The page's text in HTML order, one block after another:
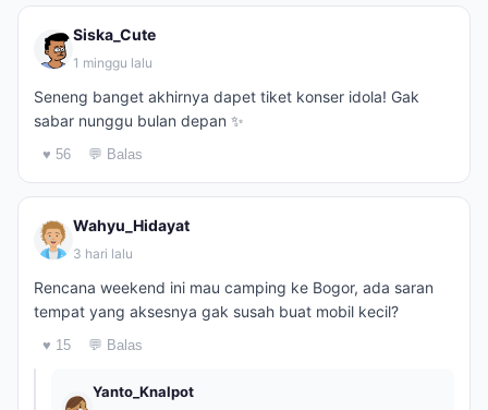
Siska_Cute
1 minggu lalu
Seneng banget akhirnya dapet tiket konser idola! Gak
sabar nunggu bulan depan ✨
♥ 56 💬 Balas
Wahyu_Hidayat
3 hari lalu
Rencana weekend ini mau camping ke Bogor, ada saran
tempat yang aksesnya gak susah buat mobil kecil?
♥ 15 💬 Balas
Yanto_Knalpot